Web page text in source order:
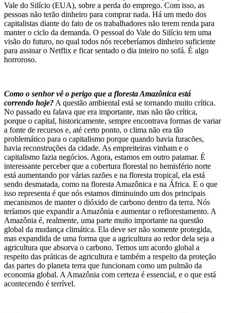
Vale do Silício (EUA), sobre a perda do emprego. Com isso, as
pessoas não terão dinheiro para comprar nada. Há um medo dos
capitalistas diante do fato de os trabalhadores não terem renda para
manter o ciclo da demanda. O pessoal do Vale do Silício tem uma
visão do futuro, no qual todos nós receberíamos dinheiro suficiente
para assinar o Netflix e ficar sentado o dia inteiro no sofá. É algo
horroroso.
Como o senhor vê o perigo que a floresta Amazônica está
correndo hoje? A questão ambiental está se tornando muito crítica.
No passado eu falava que era importante, mas não tão crítica,
porque o capital, historicamente, sempre encontrava formas de variar
a fonte de recursos e, até certo ponto, o clima não era tão
problemático para o capitalismo porque quando havia furacões,
havia reconstruções da cidade. As empreiteiras vinham e o
capitalismo fazia negócios. Agora, estamos em outro patamar. É
interessante perceber que a cobertura florestal no hemisfério norte
está aumentando por várias razões e na floresta tropical, ela está
sendo desmatada, como na floresta Amazônica e na África. E o que
isso representa é que nós estamos diminuindo um dos principais
mecanismos de manter o dióxido de carbono dentro da terra. Nós
teríamos que expandir a Amazônia e aumentar o reflorestamento. A
Amazônia é, realmente, uma parte muito importante na questão
global da mudança climática. Ela deve ser não somente protegida,
mas expandida de uma forma que a agricultura ao redor dela seja a
agricultura que absorva o carbono. Temos um acordo global a
respeito das práticas de agricultura e também a respeito da proteção
das partes do planeta terra que funcionam como um pulmão da
economia global. A Amazônia com certeza é essencial, e o que está
acontecendo é terrível.